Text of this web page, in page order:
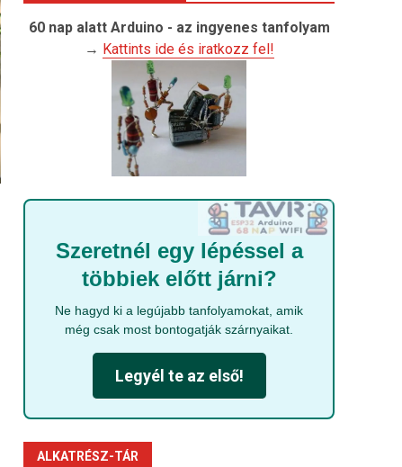
60 nap alatt Arduino - az ingyenes tanfolyam
→ Kattints ide és iratkozz fel!
Szeretnél egy lépéssel a
többiek előtt járni?
Ne hagyd ki a legújabb tanfolyamokat, amik
még csak most bontogatják szárnyaikat.
Legyél te az első!
ALKATRÉSZ-TÁR